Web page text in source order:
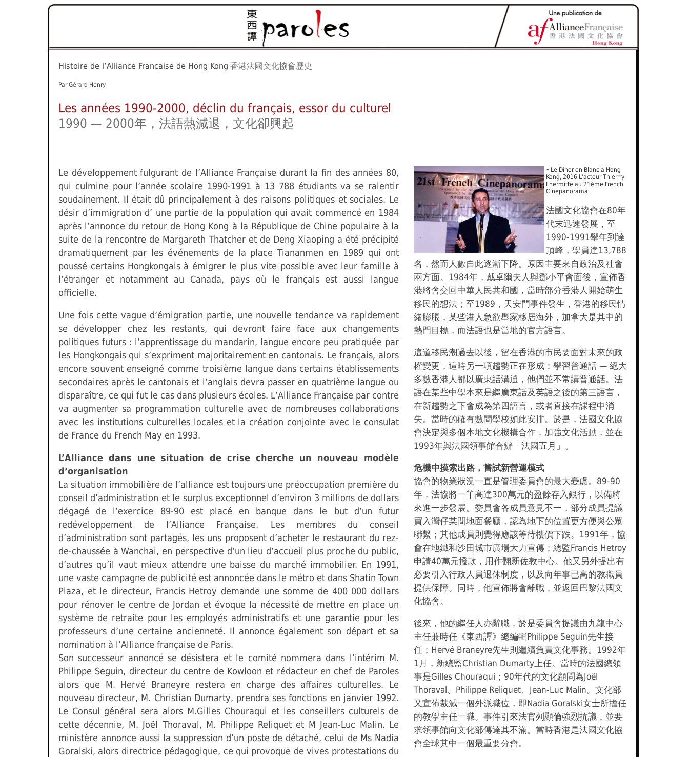
Histoire de l’Alliance Française de Hong Kong 香港法國文化協會歷史
Par Gérard Henry
Les années 1990-2000, déclin du français, essor du culturel
1990 — 2000年，法語熱減退，文化卻興起
Le développement fulgurant de l’Alliance Française durant la fin des années 80,
qui culmine pour l’année scolaire 1990-1991 à 13 788 étudiants va se ralentir
soudainement. Il était dû principalement à des raisons politiques et sociales. Le
désir d’immigration d’ une partie de la population qui avait commencé en 1984
après l’annonce du retour de Hong Kong à la République de Chine populaire à la
suite de la rencontre de Margareth Thatcher et de Deng Xiaoping a été précipité
dramatiquement par les événements de la place Tiananmen en 1989 qui ont
poussé certains Hongkongais à émigrer le plus vite possible avec leur famille à
l’étranger et notamment au Canada, pays où le français est aussi langue
officielle.
Une fois cette vague d’émigration partie, une nouvelle tendance va rapidement
se développer chez les restants, qui devront faire face aux changements
politiques futurs : l’apprentissage du mandarin, langue encore peu pratiquée par
les Hongkongais qui s’expriment majoritairement en cantonais. Le français, alors
encore souvent enseigné comme troisième langue dans certains établissements
secondaires après le cantonais et l’anglais devra passer en quatrième langue ou
disparaître, ce qui fut le cas dans plusieurs écoles. L’Alliance Française par contre
va augmenter sa programmation culturelle avec de nombreuses collaborations
avec les institutions culturelles locales et la création conjointe avec le consulat
de France du French May en 1993.
L’Alliance dans une situation de crise cherche un nouveau modèle
d’organisation
La situation immobilière de l’alliance est toujours une préoccupation première du
conseil d’administration et le surplus exceptionnel d’environ 3 millions de dollars
dégagé de l’exercice 89-90 est placé en banque dans le but d’un futur
redéveloppement de l’Alliance Française. Les membres du conseil
d’administration sont partagés, les uns proposent d’acheter le restaurant du rez-
de-chaussée à Wanchai, en perspective d’un lieu d’accueil plus proche du public,
d’autres qu’il vaut mieux attendre une baisse du marché immobilier. En 1991,
une vaste campagne de publicité est annoncée dans le métro et dans Shatin Town
Plaza, et le directeur, Francis Hetroy demande une somme de 400 000 dollars
pour rénover le centre de Jordan et évoque la nécessité de mettre en place un
système de retraite pour les employés administratifs et une garantie pour les
professeurs d’une certaine ancienneté. Il annonce également son départ et sa
nomination à l’Alliance française de Paris.
Son successeur annoncé se désistera et le comité nommera dans l’intérim M.
Philippe Seguin, directeur du centre de Kowloon et rédacteur en chef de Paroles
alors que M. Hervé Braneyre restera en charge des affaires culturelles. Le
nouveau directeur, M. Christian Dumarty, prendra ses fonctions en janvier 1992.
Le Consul général sera alors M.Gilles Chouraqui et les conseillers culturels de
cette décennie, M. Joël Thoraval, M. Philippe Reliquet et M Jean-Luc Malin. Le
ministère annonce aussi la suppression d’un poste de détaché, celui de Ms Nadia
Goralski, alors directrice pédagogique, ce qui provoque de vives protestations du
• Le Dîner en Blanc à Hong
Kong, 2016 L’acteur Thierrry
Lhermitte au 21ème French
Cinepanorama
法國文化協會在80年
代末迅速發展，至
1990-1991學年到達
頂峰，學員達13,788
名，然而人數自此逐漸下降。原因主要來自政治及社會
兩方面。1984年，戴卓爾夫人與鄧小平會面後，宣佈香
港將會交回中華人民共和國，當時部分香港人開始萌生
移民的想法；至1989，天安門事件發生，香港的移民情
緒膨脹，某些港人急欲舉家移居海外，加拿大是其中的
熱門目標，而法語也是當地的官方語言。
這道移民潮過去以後，留在香港的市民要面對未來的政
權變更，這時另一項趨勢正在形成：學習普通話 — 絕大
多數香港人都以廣東話溝通，他們並不常講普通話。法
語在某些中學本來是繼廣東話及英語之後的第三語言，
在新趨勢之下會成為第四語言，或者直接在課程中消
失。當時的確有數間學校如此安排。於是，法國文化協
會決定與多個本地文化機構合作，加強文化活動，並在
1993年與法國領事館合辦「法國五月」。
危機中摸索出路，嘗試新營運模式
協會的物業狀況一直是管理委員會的最大憂慮。89-90
年，法協將一筆高達300萬元的盈餘存入銀行，以備將
來進一步發展。委員會各成員意見不一，部分成員提議
買入灣仔某間地面餐廳，認為地下的位置更方便與公眾
聯繫；其他成員則覺得應該等待樓價下跌。1991年，協
會在地鐵和沙田城市廣場大力宣傳；總監Francis Hetroy
申請40萬元撥款，用作翻新佐敦中心。他又另外提出有
必要引入行政人員退休制度，以及向年事已高的教職員
提供保障。同時，他宣佈將會離職，並返回巴黎法國文
化協會。
後來，他的繼任人亦辭職，於是委員會提議由九龍中心
主任兼時任《東西譚》總編輯Philippe Seguin先生接
任；Hervé Braneyre先生則繼續負責文化事務。1992年
1月，新總監Christian Dumarty上任。當時的法國總領
事是Gilles Chouraqui；90年代的文化顧問為Joël
Thoraval、Philippe Reliquet、Jean-Luc Malin。文化部
又宣佈裁減一個外派職位，即Nadia Goralski女士所擔任
的教學主任一職。事件引來法官列顯倫強烈抗議，並要
求領事館向文化部傳達其不滿。當時香港是法國文化協
會全球其中一個最重要分會。